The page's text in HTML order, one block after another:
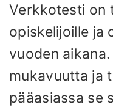
Verkkotesti on
opiskelijoille ja
vuoden
mukavuutta ja
pääasiassa se